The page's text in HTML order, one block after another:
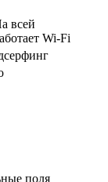
всей
Wi-Fi
поля